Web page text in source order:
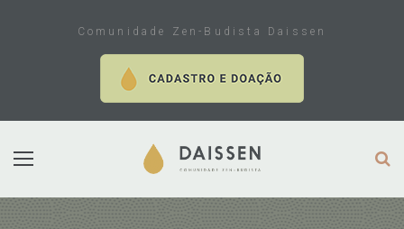
Comunidade Zen-Budista Daissen